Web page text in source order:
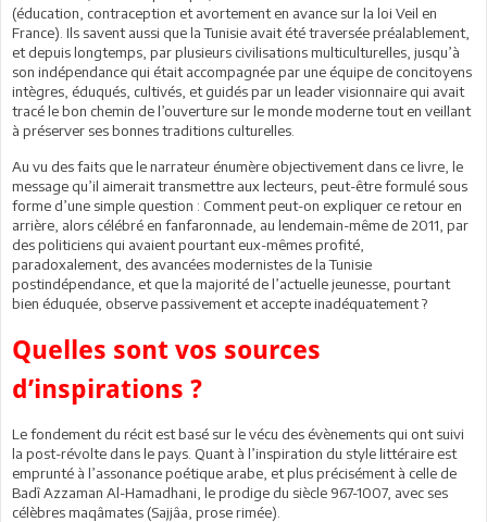
(éducation, contraception et avortement en avance sur la loi Veil en
France). Ils savent aussi que la Tunisie avait été traversée préalablement,
et depuis longtemps, par plusieurs civilisations multiculturelles, jusqu’à
son indépendance qui était accompagnée par une équipe de concitoyens
intègres, éduqués, cultivés, et guidés par un leader visionnaire qui avait
tracé le bon chemin de l’ouverture sur le monde moderne tout en veillant
à préserver ses bonnes traditions culturelles.
Au vu des faits que le narrateur énumère objectivement dans ce livre, le
message qu’il aimerait transmettre aux lecteurs, peut-être formulé sous
forme d’une simple question : Comment peut-on expliquer ce retour en
arrière, alors célébré en fanfaronnade, au lendemain-même de 2011, par
des politiciens qui avaient pourtant eux-mêmes profité,
paradoxalement, des avancées modernistes de la Tunisie
postindépendance, et que la majorité de l’actuelle jeunesse, pourtant
bien éduquée, observe passivement et accepte inadéquatement ?
Quelles sont vos sources
d’inspirations ?
Le fondement du récit est basé sur le vécu des évènements qui ont suivi
la post-révolte dans le pays. Quant à l’inspiration du style littéraire est
emprunté à l’assonance poétique arabe, et plus précisément à celle de
Badî Azzaman Al-Hamadhani, le prodige du siècle 967-1007, avec ses
célèbres maqâmates (Sajjâa, prose rimée).